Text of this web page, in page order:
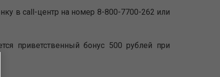
в call-центр на номер 8-800-7700-262 или
приветственный бонус 500 рублей при